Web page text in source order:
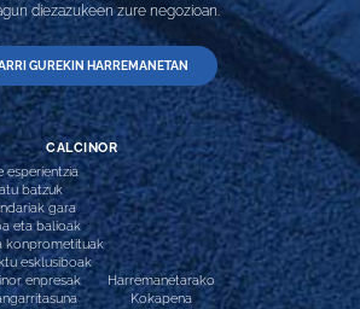
diezazukeen zure negozioan.
GUREKIN HARREMANETAN
CALCINOR
esperientzia
batzuk
gara
eta balioak
konprometituak
esklusiboak
enpresak
Harremanetarako
Kokapena